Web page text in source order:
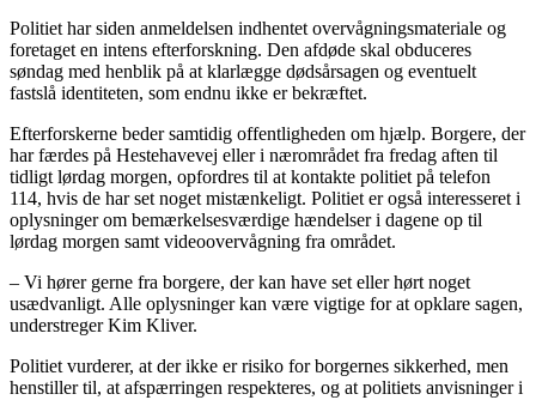
Politiet har siden anmeldelsen indhentet overvågningsmateriale og
foretaget en intens efterforskning. Den afdøde skal obduceres
søndag med henblik på at klarlægge dødsårsagen og eventuelt
fastslå identiteten, som endnu ikke er bekræftet.
Efterforskerne beder samtidig offentligheden om hjælp. Borgere, der
har færdes på Hestehavevej eller i nærområdet fra fredag aften til
tidligt lørdag morgen, opfordres til at kontakte politiet på telefon
114, hvis de har set noget mistænkeligt. Politiet er også interesseret i
oplysninger om bemærkelsesværdige hændelser i dagene op til
lørdag morgen samt videoovervågning fra området.
– Vi hører gerne fra borgere, der kan have set eller hørt noget
usædvanligt. Alle oplysninger kan være vigtige for at opklare sagen,
understreger Kim Kliver.
Politiet vurderer, at der ikke er risiko for borgernes sikkerhed, men
henstiller til, at afspærringen respekteres, og at politiets anvisninger i